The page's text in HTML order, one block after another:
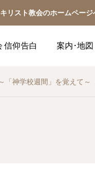
リスト教会のホームページ
信仰告白 案内･地図
神学校週間」を覚えて